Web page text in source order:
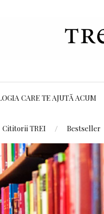
CARE TE AJUTĂ ACUM
Cititorii TREI Bestseller